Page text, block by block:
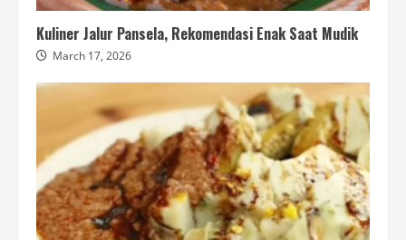
Kuliner Jalur Pansela, Rekomendasi Enak Saat Mudik
March 17, 2026